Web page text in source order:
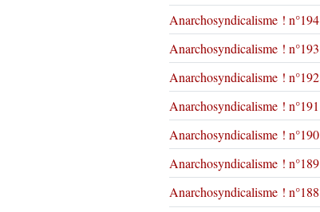
Anarchosyndicalisme ! n°194
Anarchosyndicalisme ! n°193
Anarchosyndicalisme ! n°192
Anarchosyndicalisme ! n°191
Anarchosyndicalisme ! n°190
Anarchosyndicalisme ! n°189
Anarchosyndicalisme ! n°188